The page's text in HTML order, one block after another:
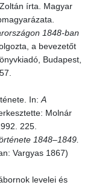
írta. Magyar
1848-ban
a bevezetőt
Budapest,
In:A
Molnár
225.
1848–1849.
Vargyas 1867)
levelei és